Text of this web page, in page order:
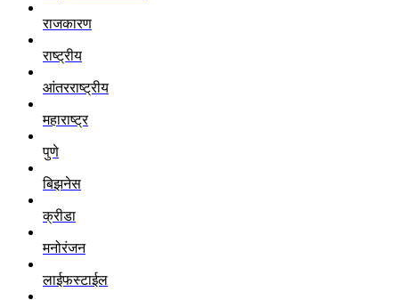
राजकारण
राष्ट्रीय
आंतरराष्ट्रीय
महाराष्ट्र
पुणे
बिझनेस
क्रीडा
मनोरंजन
लाईफस्टाईल